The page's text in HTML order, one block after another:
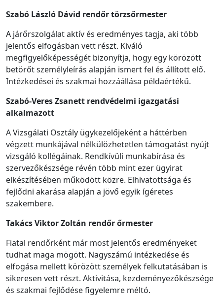
Szabó László Dávid rendőrtörzsőrmester
A járőrszolgálat aktív és eredményes tagja, aki több
jelentős elfogásban vett részt. Kiváló
megfigyelőképességét bizonyítja, hogy egy körözött
betörőt személyleírás alapján ismert fel és állított elő.
Intézkedései és szakmai hozzáállása példaértékű.
Szabó-Veres Zsanett rendvédelmi igazgatási
alkalmazott
A Vizsgálati Osztály ügykezelőjeként a háttérben
végzett munkájával nélkülözhetetlen támogatást nyújt
vizsgáló kollégáinak. Rendkívüli munkabírása és
szervezőkészsége révén több mint ezer ügyirat
elkészítésében működött közre. Elhivatottsága és
fejlődni akarása alapján a jövő egyik ígéretes
szakembere.
Takács Viktor Zoltán rendőrőrmester
Fiatal rendőrként már most jelentős eredményeket
tudhat maga mögött. Nagyszámú intézkedése és
elfogása mellett körözött személyek felkutatásában is
sikeresen vett részt. Aktivitása, kezdeményezőkészsége
és szakmai fejlődése figyelemre méltó.